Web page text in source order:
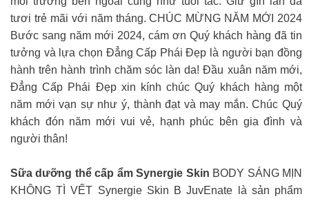
tươi trẻ mãi với năm tháng. CHÚC MỪNG NĂM MỚI 2024
Bước sang năm mới 2024, cám ơn Quý khách hàng đã tin
tưởng và lựa chọn Đẳng Cấp Phái Đẹp là người bạn đồng
hành trên hành trình chăm sóc làn da! Đầu xuân năm mới,
Đẳng Cấp Phái Đẹp xin kính chúc Quý khách hàng một
năm mới vạn sự như ý, thành đạt và may mắn. Chúc Quý
khách đón năm mới vui vẻ, hạnh phúc bên gia đình và
người thân!
Sữa dưỡng thể cấp ẩm Synergie Skin BODY SÁNG MỊN
KHÔNG TÌ VẾT Synergie Skin B JuvEnate là sản phẩm